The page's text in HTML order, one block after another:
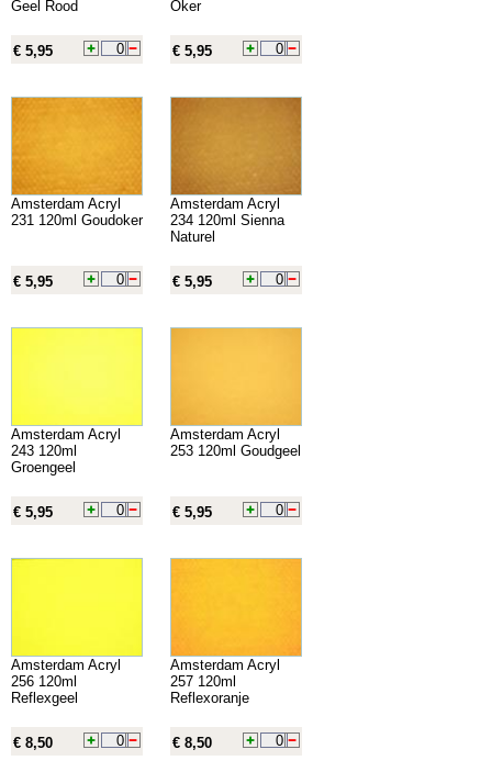
Geel Rood
€ 5,95
Oker
€ 5,95
Amsterdam Acryl
231 120ml Goudoker
€ 5,95
Amsterdam Acryl
234 120ml Sienna
Naturel
€ 5,95
Amsterdam Acryl
243 120ml
Groengeel
€ 5,95
Amsterdam Acryl
253 120ml Goudgeel
€ 5,95
Amsterdam Acryl
256 120ml
Reflexgeel
€ 8,50
Amsterdam Acryl
257 120ml
Reflexoranje
€ 8,50